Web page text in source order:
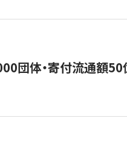
団体・寄付流通額50